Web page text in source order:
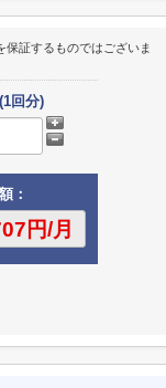
保証するものではございま
回分)
：